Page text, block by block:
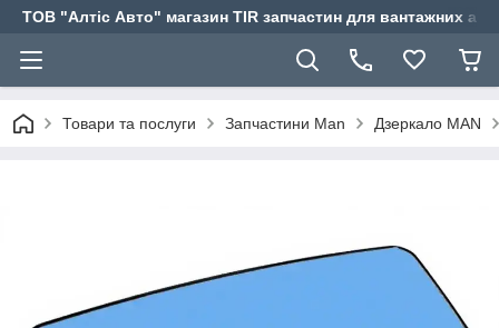
ТОВ "Алтіс Авто" магазин TIR запчастин для вантажних
Товари та послуги Запчастини Man Дзеркало MAN